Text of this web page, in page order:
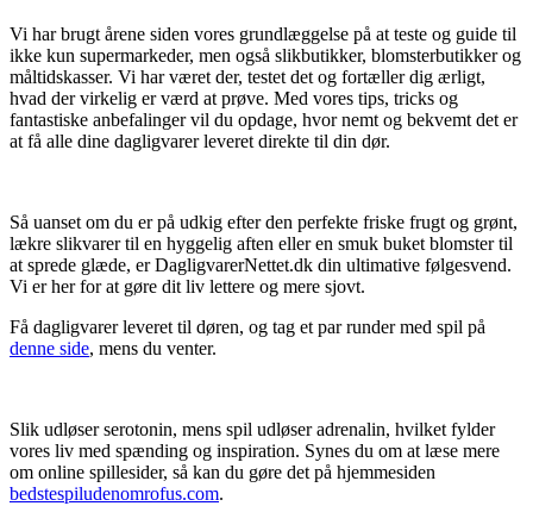
Vi har brugt årene siden vores grundlæggelse på at teste og guide til
ikke kun supermarkeder, men også slikbutikker, blomsterbutikker og
måltidskasser. Vi har været der, testet det og fortæller dig ærligt,
hvad der virkelig er værd at prøve. Med vores tips, tricks og
fantastiske anbefalinger vil du opdage, hvor nemt og bekvemt det er
at få alle dine dagligvarer leveret direkte til din dør.
Så uanset om du er på udkig efter den perfekte friske frugt og grønt,
lækre slikvarer til en hyggelig aften eller en smuk buket blomster til
at sprede glæde, er DagligvarerNettet.dk din ultimative følgesvend.
Vi er her for at gøre dit liv lettere og mere sjovt.
Få dagligvarer leveret til døren, og tag et par runder med spil på
denne side, mens du venter.
Slik udløser serotonin, mens spil udløser adrenalin, hvilket fylder
vores liv med spænding og inspiration. Synes du om at læse mere
om online spillesider, så kan du gøre det på hjemmesiden
bedstespiludenomrofus.com.